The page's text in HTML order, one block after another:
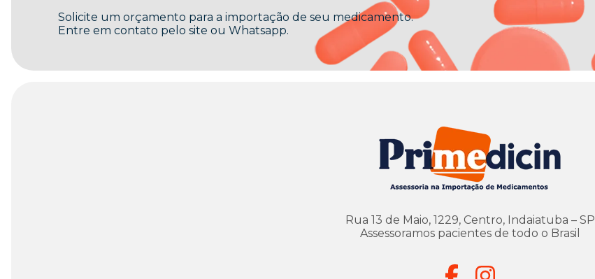
Solicite um orçamento para a importação de seu medicamento.
Entre em contato pelo site ou Whatsapp.
Rua 13 de Maio, 1229, Centro, Indaiatuba – SP
Assessoramos pacientes de todo o Brasil